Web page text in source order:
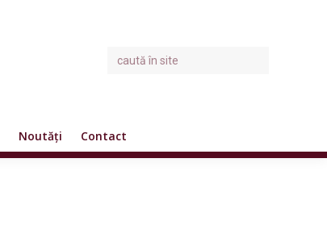
Noutăți Contact